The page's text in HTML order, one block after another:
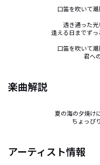
口笛を吹いて
透き通った
逢える日までず
口笛を吹いて
君へ
楽曲解説
夏の海の夕焼け
ちょっぴ
アーティスト情報